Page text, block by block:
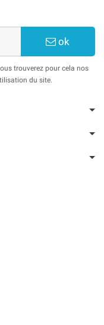
ok
trouverez pour cela nos
du site.